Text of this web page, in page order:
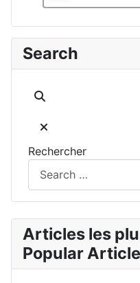
Search
Rechercher
Articles les
Popular